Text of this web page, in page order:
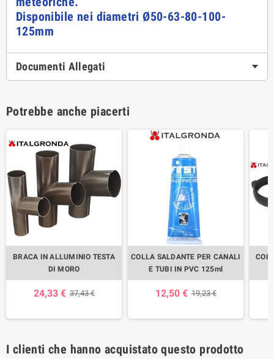
Disponibile nei diametri Ø50-63-80-100-
125mm
Documenti Allegati
Potrebbe anche piacerti
BRACA IN ALLUMINIO TESTA
DI MORO
24,33 € 37,43 €
COLLA SALDANTE PER CANALI
E TUBI IN PVC 125ml
12,50 € 19,23 €
I clienti che hanno acquistato questo prodotto